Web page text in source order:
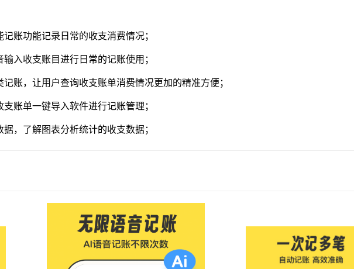
账功能记录日常的收支消费情况；
入收支账目进行日常的记账使用；
账，让用户查询收支账单消费情况更加的精准方便；
账单一键导入软件进行记账管理；
，了解图表分析统计的收支数据；